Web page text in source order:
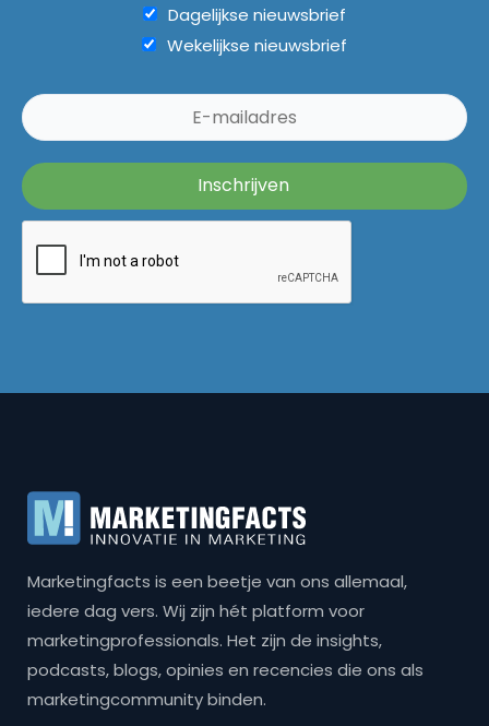
Dagelijkse nieuwsbrief
Wekelijkse nieuwsbrief
Marketingfacts is een beetje van ons allemaal,
iedere dag vers. Wij zijn hét platform voor
marketingprofessionals. Het zijn de insights,
podcasts, blogs, opinies en recencies die ons als
marketingcommunity binden.